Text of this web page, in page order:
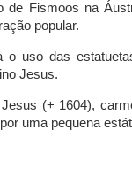
de Fismoos na
popular.
o uso das
Jesus.
(+ 1604),
uma pequena